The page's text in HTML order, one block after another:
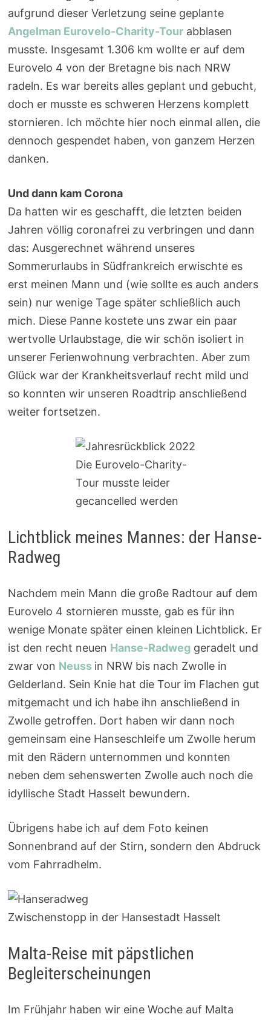
aufgrund dieser Verletzung seine geplante
Angelman Eurovelo-Charity-Tour abblasen
musste. Insgesamt 1.306 km wollte er auf dem
Eurovelo 4 von der Bretagne bis nach NRW
radeln. Es war bereits alles geplant und gebucht,
doch er musste es schweren Herzens komplett
stornieren. Ich möchte hier noch einmal allen, die
dennoch gespendet haben, von ganzem Herzen
danken.
Und dann kam Corona
Da hatten wir es geschafft, die letzten beiden
Jahren völlig coronafrei zu verbringen und dann
das: Ausgerechnet während unseres
Sommerurlaubs in Südfrankreich erwischte es
erst meinen Mann und (wie sollte es auch anders
sein) nur wenige Tage später schließlich auch
mich. Diese Panne kostete uns zwar ein paar
wertvolle Urlaubstage, die wir schön isoliert in
unserer Ferienwohnung verbrachten. Aber zum
Glück war der Krankheitsverlauf recht mild und
so konnten wir unseren Roadtrip anschließend
weiter fortsetzen.
Die Eurovelo-Charity-
Tour musste leider
gecancelled werden
Lichtblick meines Mannes: der Hanse-
Radweg
Nachdem mein Mann die große Radtour auf dem
Eurovelo 4 stornieren musste, gab es für ihn
wenige Monate später einen kleinen Lichtblick. Er
ist den recht neuen Hanse-Radweg geradelt und
zwar von Neuss in NRW bis nach Zwolle in
Gelderland. Sein Knie hat die Tour im Flachen gut
mitgemacht und ich habe ihn anschließend in
Zwolle getroffen. Dort haben wir dann noch
gemeinsam eine Hanseschleife um Zwolle herum
mit den Rädern unternommen und konnten
neben dem sehenswerten Zwolle auch noch die
idyllische Stadt Hasselt bewundern.
Übrigens habe ich auf dem Foto keinen
Sonnenbrand auf der Stirn, sondern den Abdruck
vom Fahrradhelm.
Zwischenstopp in der Hansestadt Hasselt
Malta-Reise mit päpstlichen
Begleiterscheinungen
Im Frühjahr haben wir eine Woche auf Malta